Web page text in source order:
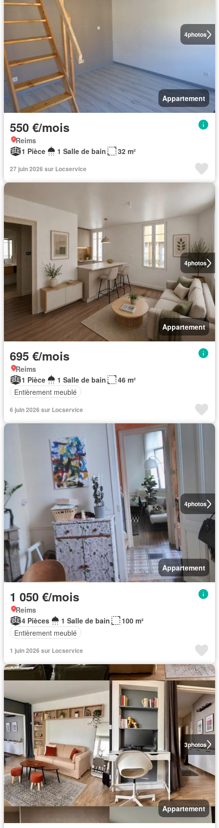
4photos
Appartement
550 €/mois
Reims
1 Pièce
1 Salle de bain 32 m²
27 juin 2026 sur Locservice
4photos
Appartement
695 €/mois
Reims
1 Pièce
1 Salle de bain
46 m²
Entièrement meublé
6 juin 2026 sur Locservice
4photos
Appartement
1 050 €/mois
Reims
4 Pièces
1 Salle de bain
100 m²
Entièrement meublé
1 juin 2026 sur Locservice
3photos
Appartement